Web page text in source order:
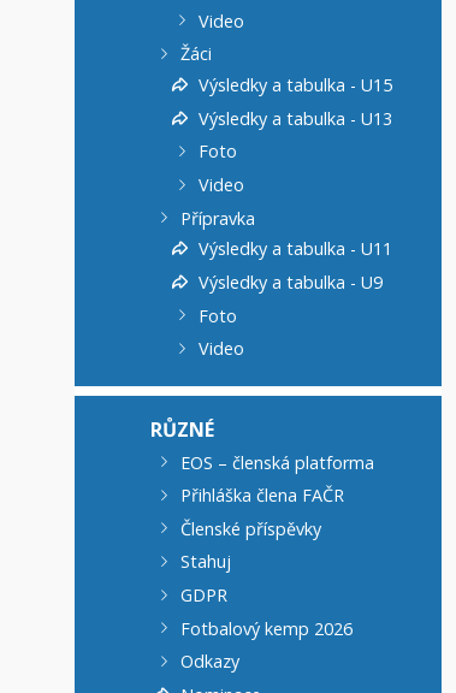
Video
Žáci
Výsledky a tabulka - U15
Výsledky a tabulka - U13
Foto
Video
Přípravka
Výsledky a tabulka - U11
Výsledky a tabulka - U9
Foto
Video
RŮZNÉ
EOS – členská platforma
Přihláška člena FAČR
Členské příspěvky
Stahuj
GDPR
Fotbalový kemp 2026
Odkazy